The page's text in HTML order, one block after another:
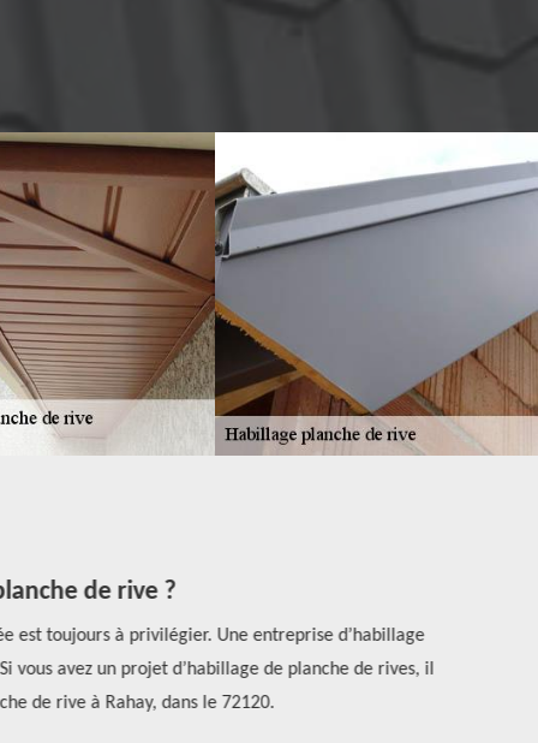
de rive ?
est toujours à privilégier. Une entreprise d’habillage
avez un projet d’habillage de planche de rives, il
de rive à Rahay, dans le 72120.